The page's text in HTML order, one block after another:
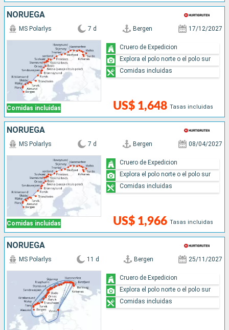
NORUEGA
Comidas incluidas
MS Polarlys 7 d Bergen 17/12/2027
US$ 1,648 Tasas incluidas
Cruero de Expedicion
Explora el polo norte o el polo sur
Comidas incluidas
NORUEGA
Comidas incluidas
MS Polarlys 7 d Bergen 08/04/2027
US$ 1,966 Tasas incluidas
Cruero de Expedicion
Explora el polo norte o el polo sur
Comidas incluidas
NORUEGA
MS Polarlys 11 d Bergen 25/11/2027
Cruero de Expedicion
Explora el polo norte o el polo sur
Comidas incluidas